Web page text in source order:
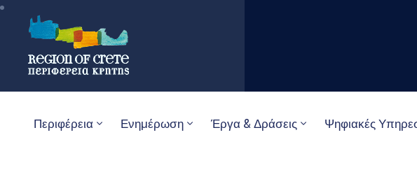
Περιφέρεια Ενημέρωση Έργα & Δράσεις Ψηφιακές